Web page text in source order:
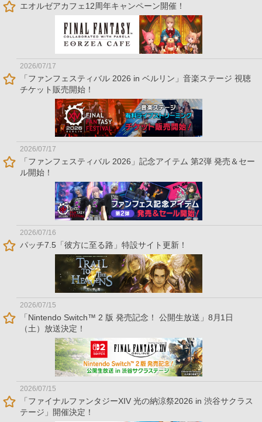
エオルゼアカフェ12周年キャンペーン開催！
2026/07/17
「ファンフェスティバル 2026 in ベルリン」音楽ステージ 視聴
チケット販売開始！
2026/07/17
「ファンフェスティバル 2026」記念アイテム 第2弾 発売＆セー
ル開始！
2026/07/16
パッチ7.5「彼方に至る路」特設サイト更新！
2026/07/15
「Nintendo Switch™ 2 版 発売記念！ 公開生放送」8月1日
（土）放送決定！
2026/07/15
「ファイナルファンタジーXIV 光の納涼祭2026 in 渋谷サクラス
テージ」開催決定！